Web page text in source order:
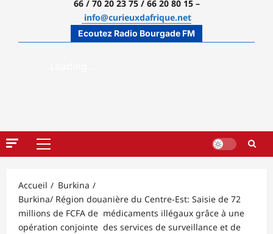
66 / 70 20 23 75 / 66 20 80 15 –
info@curieuxdafrique.net
Ecoutez Radio Bourgade FM
Menu
Accueil
Burkina
Burkina/ Région douanière du Centre-Est: Saisie de 72
millions de FCFA de médicaments illégaux grâce à une
opération conjointe des services de surveillance et de